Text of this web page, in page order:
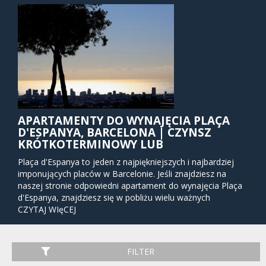
APARTAMENTY DO WYNAJĘCIA PLAÇA
D'ESPANYA, BARCELONA | CZYNSZ
KRÓTKOTERMINOWY LUB
Plaça d'Espanya to jeden z najpiękniejszych i najbardziej
imponujących placów w Barcelonie. Jeśli znajdziesz na
naszej stronie odpowiedni apartament do wynajęcia Plaça
d'Espanya, znajdziesz się w pobliżu wielu ważnych
zabytków. Piękną i masywną fontannę na środku placu
kolorów, oferując fantastyczny spektakl z muzyką dla
zwiedzających. Masywne i cenione lokalnie centrum
CZYTAJ WIęCEJ
FILTER